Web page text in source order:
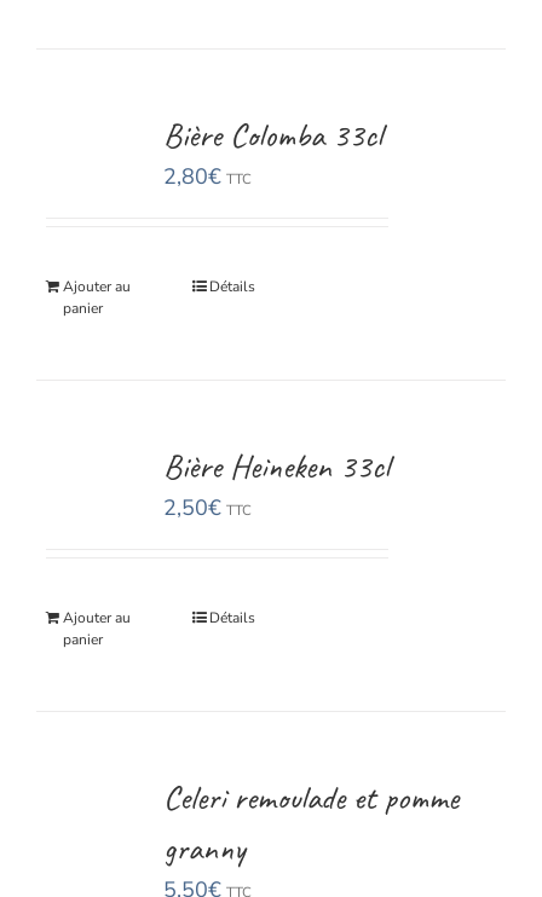
Bière Colomba 33cl
2,80€ TTC
Ajouter au
panier
Détails
Bière Heineken 33cl
2,50€ TTC
Ajouter au
panier
Détails
Celeri remoulade et pomme
granny
5,50€ TTC